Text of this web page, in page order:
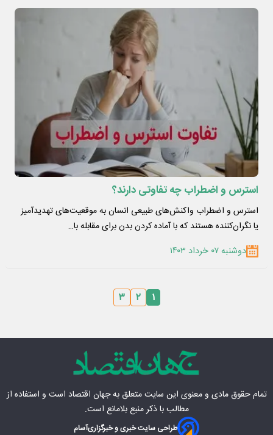
استرس و اضطراب چه تفاوتی دارند؟
استرس و اضطراب واکنش‌های طبیعی انسان به موقعیت‌های تهدیدآمیز
یا نگران‌کننده هستند که با آماده کردن بدن برای مقابله با…
دوشنبه ۰۷ خرداد ۱۴۰۳
۱ ۲ ۳
تمام حقوق مادی‌ و معنوی این سایت متعلق بهجهان اقتصاد است و استفاده از
مطالب با ذکر منبع بلامانع است.
طراحی سایت خبری و خبرگزاریآسام